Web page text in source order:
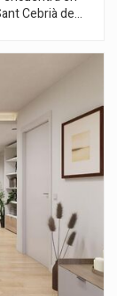
Cebrià de
de
en el
doble
en el
de agua. La
acceso por
para vivir